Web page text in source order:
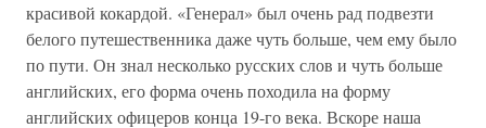
красивой кокардой. «Генерал» был очень рад подвезти
белого путешественника даже чуть больше, чем ему было
по пути. Он знал несколько русских слов и чуть больше
английских, его форма очень походила на форму
английских офицеров конца 19-го века. Вскоре наша